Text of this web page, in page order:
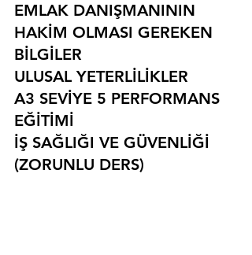
EMLAK DANIŞMANININ
HAKİM OLMASI GEREKEN
BİLGİLER
ULUSAL YETERLİLİKLER
A3 SEVİYE 5 PERFORMANS
EĞİTİMİ
İŞ SAĞLIĞI VE GÜVENLİĞİ
(ZORUNLU DERS)